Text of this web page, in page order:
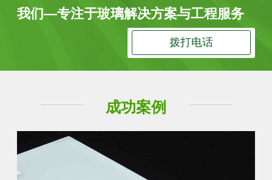
我们—专注于玻璃解决方案与工程服务
拨打电话
成功案例